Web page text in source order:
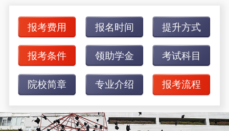
报考费用 报名时间 提升方式
报考条件 领助学金 考试科目
院校简章 专业介绍 报考流程